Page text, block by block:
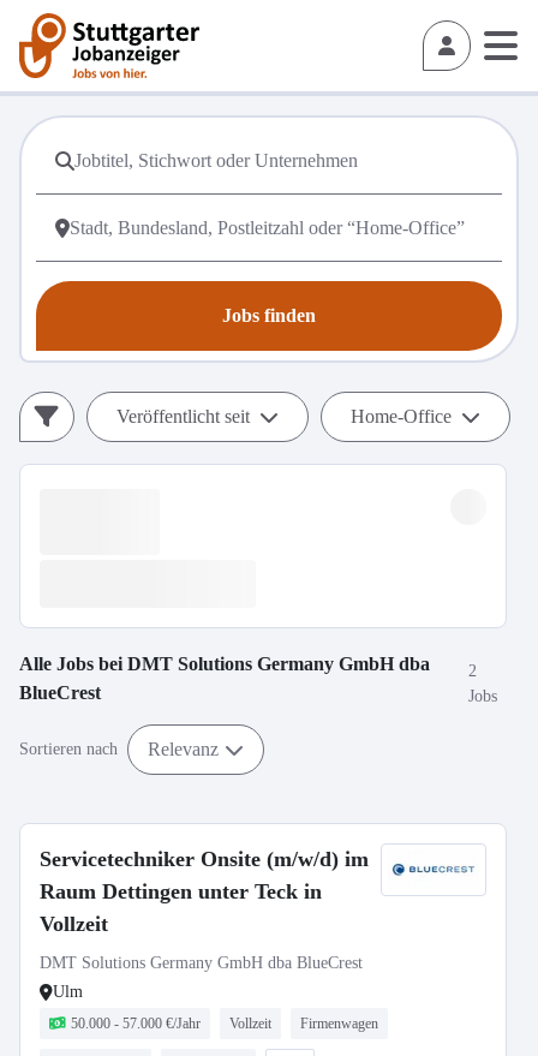
Jobs finden
Veröffentlicht seit Home-Office
Alle Jobs bei DMT Solutions Germany GmbH dba
BlueCrest
2
Jobs
Sortieren nach Relevanz
Servicetechniker Onsite (m/w/d) im
Raum Dettingen unter Teck in
Vollzeit
DMT Solutions Germany GmbH dba BlueCrest
Ulm
50.000 - 57.000 €/Jahr Vollzeit Firmenwagen